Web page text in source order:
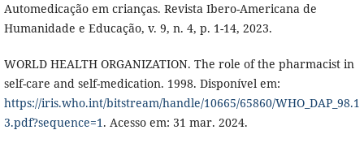
Automedicação em crianças. Revista Ibero-Americana de
Humanidade e Educação, v. 9, n. 4, p. 1-14, 2023.
WORLD HEALTH ORGANIZATION. The role of the pharmacist in
self-care and self-medication. 1998. Disponível em:
https://iris.who.int/bitstream/handle/10665/65860/WHO_DAP_98.1
3.pdf?sequence=1. Acesso em: 31 mar. 2024.